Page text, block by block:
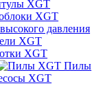
XGT
давления
XGT
XGT
Пилы